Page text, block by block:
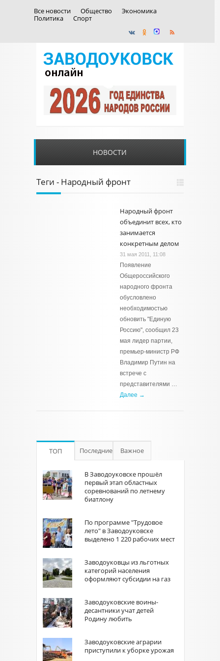
Все новости Общество
Экономика
Политика
Спорт
НОВОСТИ
Теги - Народный фронт
Народный фронт
объединит всех, кто
занимается
конкретным делом
31 мая 2011, 11:08
Появление
Общероссийского
народного фронта
обусловлено
необходимостью
обновить "Единую
Россию", сообщил 23
мая лидер партии,
премьер-министр РФ
Владимир Путин на
встрече с
представителями …
Далее →
ТОП Последние Важное
В Заводоуковске прошёл
первый этап областных
соревнований по летнему
биатлону
По программе "Трудовое
лето" в Заводоуковске
выделено 1 220 рабочих мест
Заводоуковцы из льготных
категорий населения
оформляют субсидии на газ
Заводоуковские воины-
десантники учат детей
Родину любить
Заводоуковские аграрии
приступили к уборке урожая